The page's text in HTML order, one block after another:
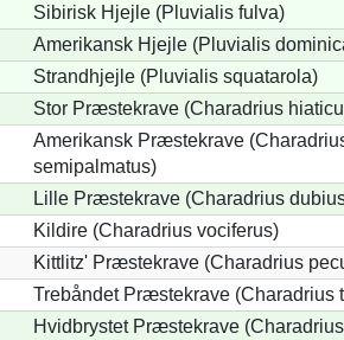
Sibirisk Hjejle (Pluvialis fulva)
Amerikansk Hjejle (Pluvialis
Strandhjejle (Pluvialis squatarola)
Stor Præstekrave (Charadrius
Amerikansk Præstekrave
semipalmatus)
Lille Præstekrave (Charadrius
Kildire (Charadrius vociferus)
Kittlitz' Præstekrave (Charadrius
Trebåndet Præstekrave (Charadrius
Hvidbrystet Præstekrave (Charadrius